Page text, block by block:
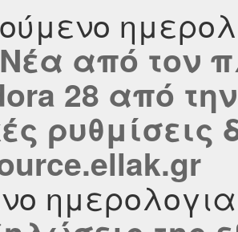
από τον
28 από
ρυθμίσεις